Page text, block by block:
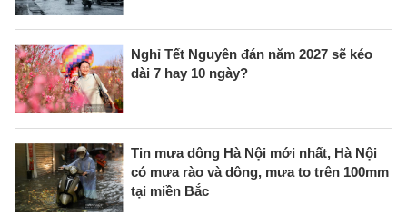
Nghỉ Tết Nguyên đán năm 2027 sẽ kéo
dài 7 hay 10 ngày?
Tin mưa dông Hà Nội mới nhất, Hà Nội
có mưa rào và dông, mưa to trên 100mm
tại miền Bắc